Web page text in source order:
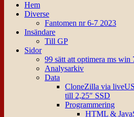
Hem
Diverse
Fantomen nr 6-7 2023
Insändare
Till GP
Sidor
99 sätt att optimera ms win
Analysarkiv
Data
CloneZilla via
till 2,25″ SSD
Programmering
HTML &